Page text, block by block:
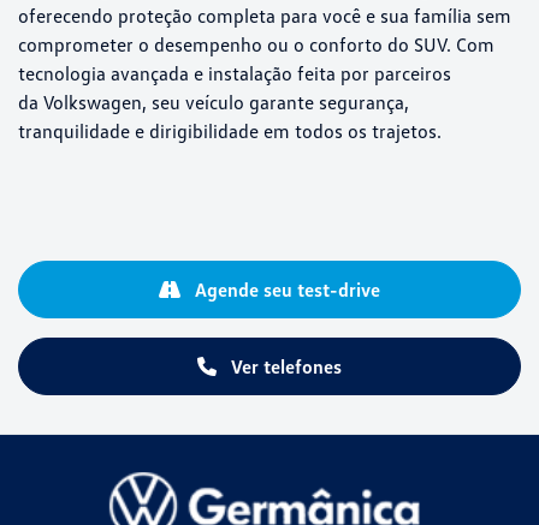
oferecendo proteção completa para você e sua família sem
comprometer o desempenho ou o conforto do SUV. Com
tecnologia avançada e instalação feita por parceiros
da Volkswagen, seu veículo garante segurança,
tranquilidade e dirigibilidade em todos os trajetos.
Ver telefones
Agende seu test-drive